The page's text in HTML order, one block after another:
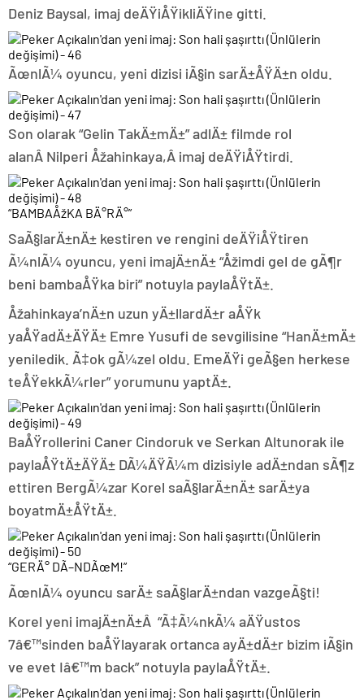
Deniz Baysal, imaj deÄŸiÅŸikliÄŸine gitti.
ÃœnlÃ¼ oyuncu, yeni dizisi iÃ§in sarÄ±ÅŸÄ±n oldu.
Son olarak “Gelin TakÄ±mÄ±” adlÄ± filmde rol
alanÂ Nilperi Åžahinkaya,Â imaj deÄŸiÅŸtirdi.
“BAMBAÅžKA BÄ°RÄ°”
SaÃ§larÄ±nÄ± kestiren ve rengini deÄŸiÅŸtiren
Ã¼nlÃ¼ oyuncu, yeni imajÄ±nÄ± “Åžimdi gel de gÃ¶r
beni bambaÅŸka biri” notuyla paylaÅŸtÄ±.
Åžahinkaya’nÄ±n uzun yÄ±llardÄ±r aÅŸk
yaÅŸadÄ±ÄŸÄ± Emre Yusufi de sevgilisine “HanÄ±mÄ±
yeniledik. Ã‡ok gÃ¼zel oldu. EmeÄŸi geÃ§en herkese
teÅŸekkÃ¼rler” yorumunu yaptÄ±.
BaÅŸrollerini Caner Cindoruk ve Serkan Altunorak ile
paylaÅŸtÄ±ÄŸÄ± DÃ¼ÄŸÃ¼m dizisiyle adÄ±ndan sÃ¶z
ettiren BergÃ¼zar Korel saÃ§larÄ±nÄ± sarÄ±ya
boyatmÄ±ÅŸtÄ±.
“GERÄ° DÃ–NDÃœM!”
ÃœnlÃ¼ oyuncu sarÄ± saÃ§larÄ±ndan vazgeÃ§ti!
Korel yeni imajÄ±nÄ±Â “Ã‡Ã¼nkÃ¼ aÄŸustos
7â€™sinden baÅŸlayarak ortanca ayÄ±dÄ±r bizim iÃ§in
ve evet Iâ€™m back” notuyla paylaÅŸtÄ±.